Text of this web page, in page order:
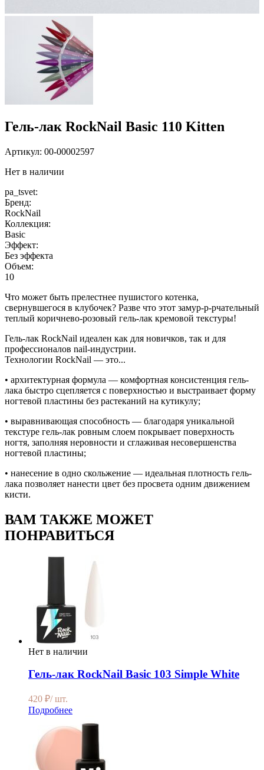
Гель-лак RockNail Basic 110 Kitten
Артикул: 00-00002597
Нет в наличии
pa_tsvet:
Бренд:
RockNail
Коллекция:
Basic
Эффект:
Без эффекта
Объем:
10
Что может быть прелестнее пушистого котенка,
свернувшегося в клубочек? Разве что этот замур-р-рчательный
теплый коричнево-розовый гель-лак кремовой текстуры!
Гель-лак RockNail идеален как для новичков, так и для
профессионалов nail-индустрии.
Технологии RockNail — это...
• архитектурная формула — комфортная консистенция гель-
лака быстро сцепляется с поверхностью и выстраивает форму
ногтевой пластины без растеканий на кутикулу;
• выравнивающая способность — благодаря уникальной
текстуре гель-лак ровным слоем покрывает поверхность
ногтя, заполняя неровности и сглаживая несовершенства
ногтевой пластины;
• нанесение в одно скольжение — идеальная плотность гель-
лака позволяет нанести цвет без просвета одним движением
кисти.
ВАМ ТАКЖЕ МОЖЕТ
ПОНРАВИТЬСЯ
Нет в наличии
Гель-лак RockNail Basic 103 Simple White
420 ₽/ шт.
Подробнее